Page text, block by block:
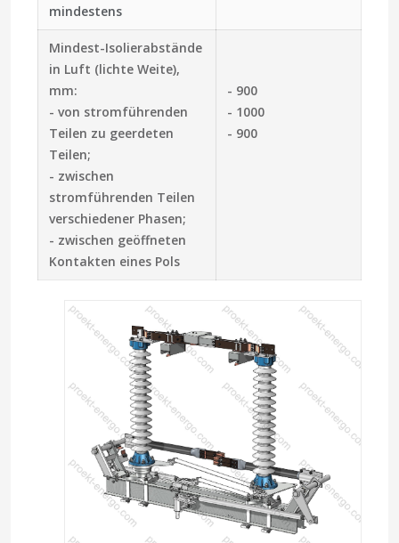
mindestens
Mindest-Isolierabstände
in Luft (lichte Weite),
mm:
- von stromführenden
Teilen zu geerdeten
Teilen;
- zwischen
stromführenden Teilen
verschiedener Phasen;
- zwischen geöffneten
Kontakten eines Pols
- 900
- 1000
- 900